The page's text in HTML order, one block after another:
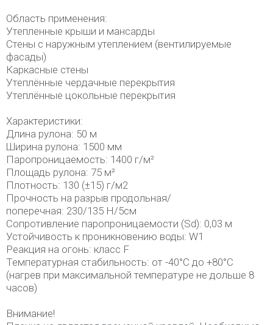
Область применения:
Утепленные крыши и мансарды
Стены с наружным утеплением (вентилируемые
фасады)
Каркасные стены
Утеплённые чердачные перекрытия
Утеплённые цокольные перекрытия
Характеристики:
Длина рулона: 50 м
Ширина рулона: 1500 мм
Паропроницаемость: 1400 г/м²
Площадь рулона: 75 м²
Плотность: 130 (±15) г/м2
Прочность на разрыв продольная/
поперечная: 230/135 Н/5см
Сопротивление паропроницаемости (Sd): 0,03 м
Устойчивость к проникновению воды: W1
Реакция на огонь: класс F
Температурная стабильность: от -40°C до +80°C
(нагрев при максимальной температуре не дольше 8
часов)
Внимание!